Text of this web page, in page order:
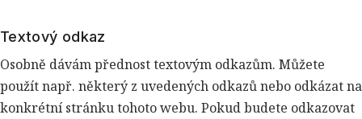
Textový odkaz
Osobně dávám přednost textovým odkazům. Můžete
použít např. některý z uvedených odkazů nebo odkázat na
konkrétní stránku tohoto webu. Pokud budete odkazovat